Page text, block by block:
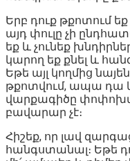
Երբ դուք թքոտում
այդ փուլը չի
եք և չունեք
կարող եք քնել և
Եթե այլ կողմից
թքոտվում, ապա դա
վարքագիծը
բավարար չէ։
Հիշեք, որ լավ
հանգստանալ։ Եթե